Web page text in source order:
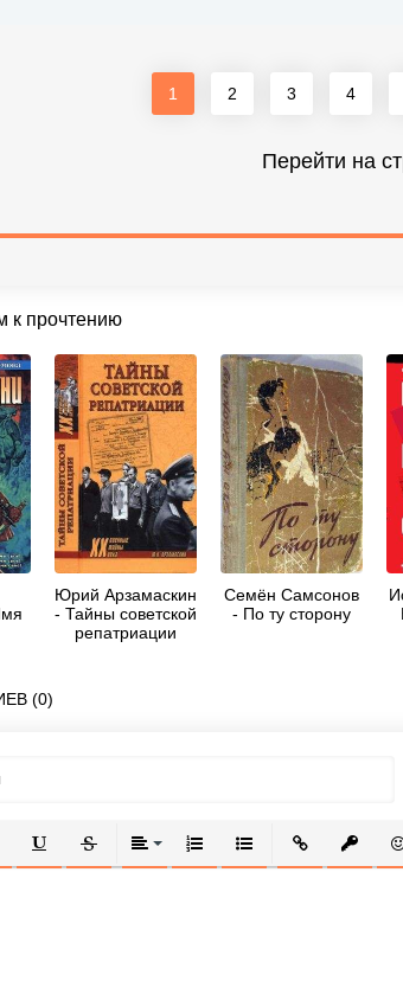
1 2 3 4
Перейти на
к прочтению
Юрий Арзамаскин
- Тайны советской
репатриации
Семён Самсонов
- По ту сторону
(0)
ПОДЧЕРКНУТЫЙ
ЗАЧЕРКНУТЫЙВЫРАВНИВАНИЕ
НУМЕРОВАННЫЙ СПИСОК
МАРКИРОВАННЫЙ
ВСТАВИТЬ